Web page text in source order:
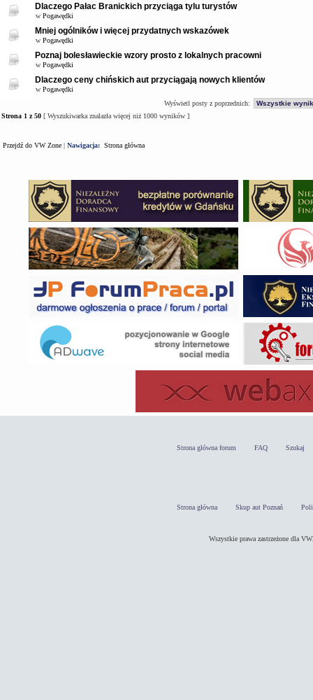
Dlaczego Pałac Branickich przyciąga tylu turystów
w Pogawędki
Mniej ogólników i więcej przydatnych wskazówek
w Pogawędki
Poznaj bolesławieckie wzory prosto z lokalnych pracowni
w Pogawędki
Dlaczego ceny chińskich aut przyciągają nowych klientów
w Pogawędki
Wyświetl posty z poprzednich:
Strona 1 z50 [ Wyszukiwarka znalazła więcej niż 1000 wyników ]
Przejdź do VW Zone | Nawigacja: Strona główna
Strona główna forum FAQ Szukaj
Strona główna Skup aut Poznań
Wszystkie prawa zastrzeżone dla